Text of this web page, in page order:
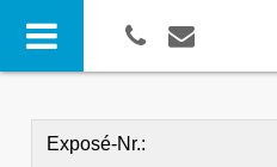
Exposé-Nr.: